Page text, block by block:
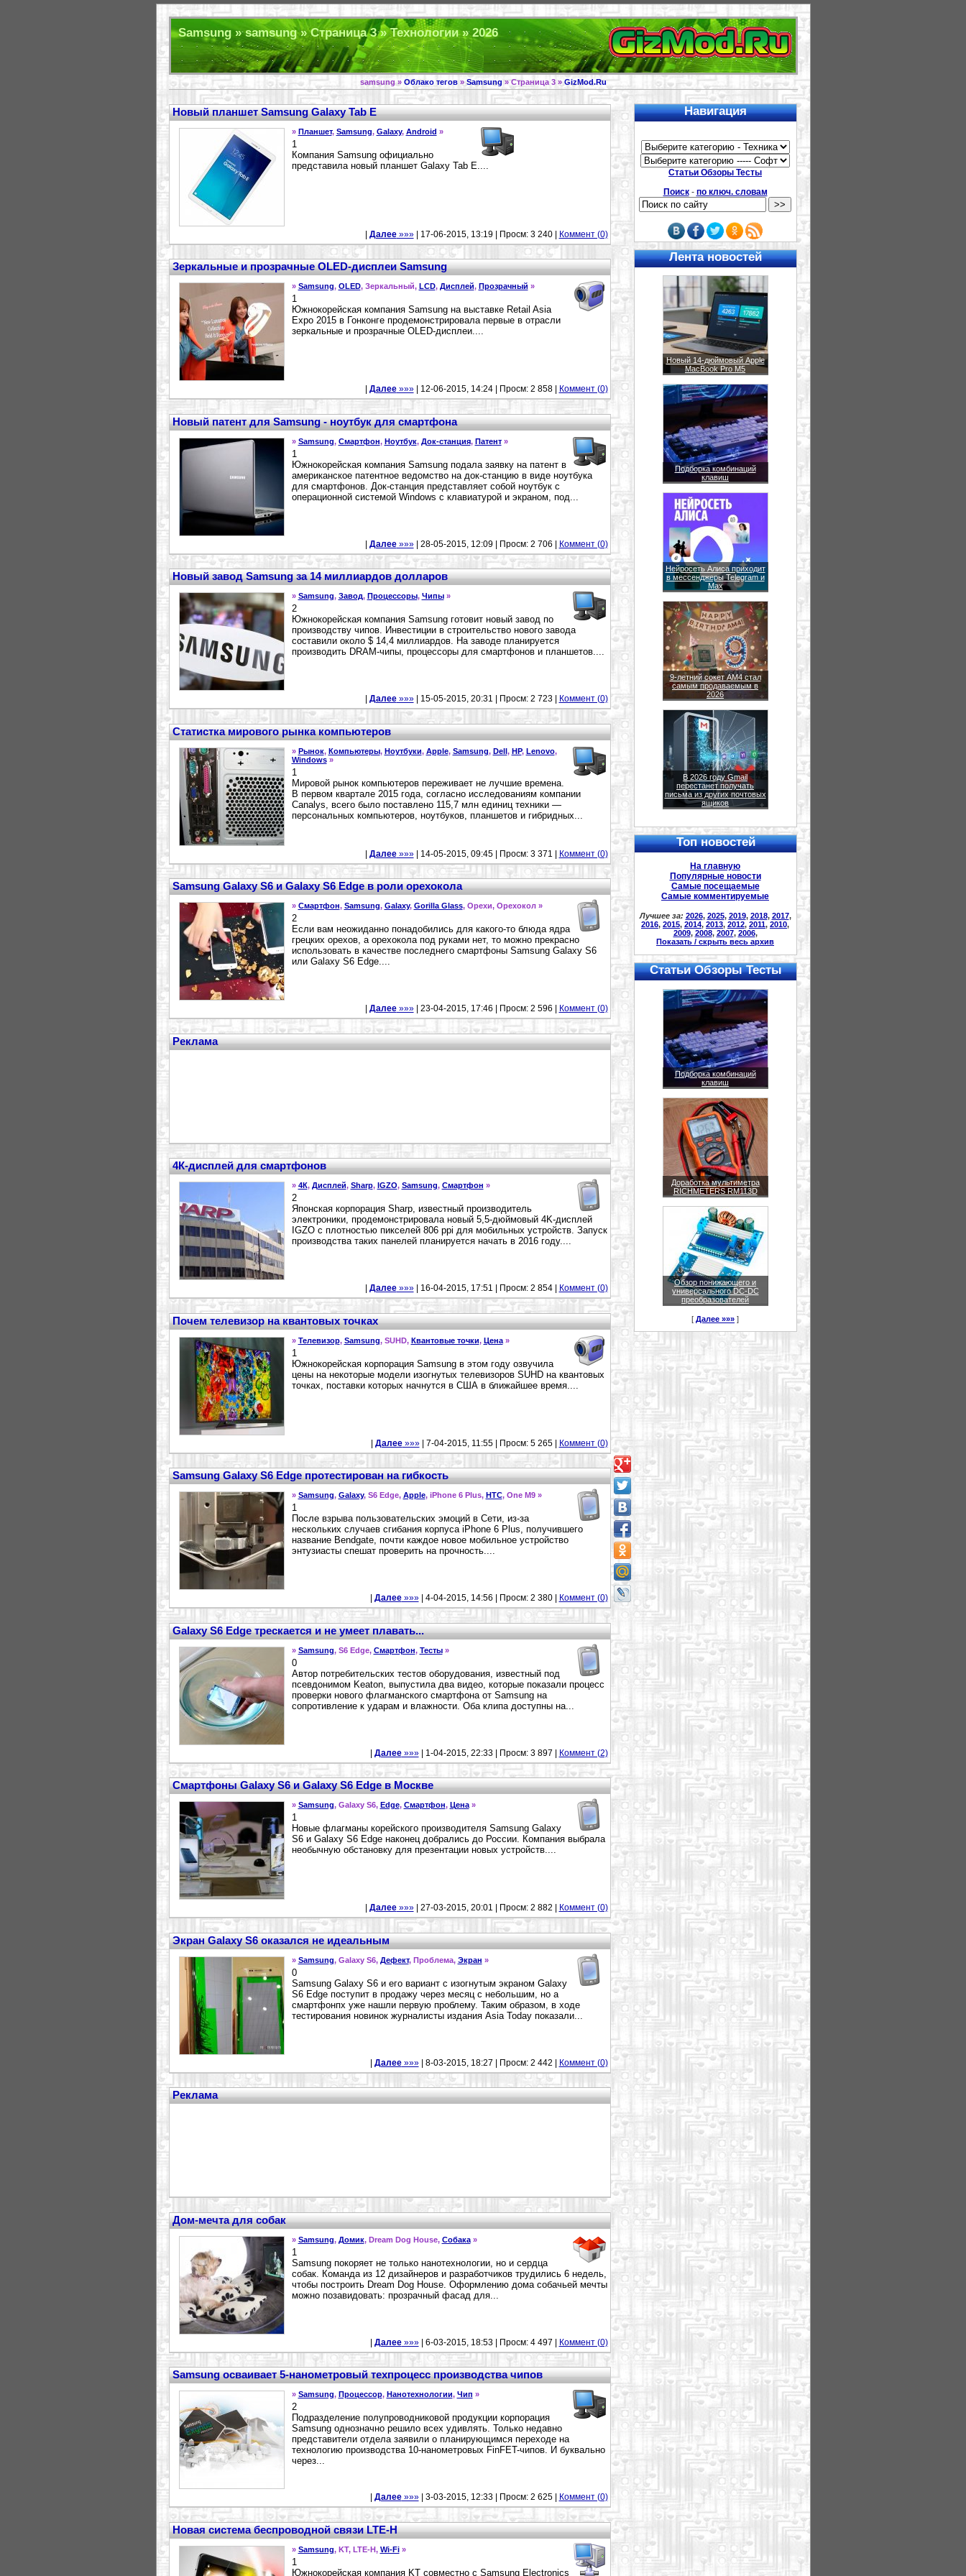
Samsung » samsung » Страница 3 » Технологии » 2026
samsung » Облако тегов»Samsung » Страница 3 » GizMod.Ru
Новый планшет Samsung Galaxy Tab E
» Планшет, Samsung, Galaxy, Android »
1
Компания Samsung официально
представила новый планшет Galaxy Tab E....
Далее»»»| 17-06-2015, 13:19 | Просм: 3 240 | Коммент (0)
Зеркальные и прозрачные OLED-дисплеи Samsung
» Samsung, OLED, Зеркальный, LCD, Дисплей, Прозрачный »
1
Южнокорейская компания Samsung на выставке Retail Asia
Expo 2015 в Гонконге продемонстрировала первые в отрасли
зеркальные и прозрачные OLED-дисплеи....
Далее»»»| 12-06-2015, 14:24 | Просм: 2 858 | Коммент (0)
Новый патент для Samsung - ноутбук для смартфона
» Samsung, Смартфон, Ноутбук, Док-станция, Патент»
1
Южнокорейская компания Samsung подала заявку на патент в
американское патентное ведомство на док-станцию в виде ноутбука
для смартфонов. Док-станция представляет собой ноутбук с
операционной системой Windows с клавиатурой и экраном, под...
Далее»»»| 28-05-2015, 12:09 | Просм: 2 706 | Коммент (0)
Новый завод Samsung за 14 миллиардов долларов
» Samsung, Завод, Процессоры, Чипы»
2
Южнокорейская компания Samsung готовит новый завод по
производству чипов. Инвестиции в строительство нового завода
составили около $ 14,4 миллиардов. На заводе планируется
производить DRAM-чипы, процессоры для смартфонов и планшетов....
Далее»»»| 15-05-2015, 20:31 | Просм: 2 723 | Коммент (0)
Статистка мирового рынка компьютеров
» Рынок, Компьютеры, Ноутбуки, Apple, Samsung, Dell, HP, Lenovo,
Windows»
1
Мировой рынок компьютеров переживает не лучшие времена.
В первом квартале 2015 года, согласно исследованиям компании
Canalys, всего было поставлено 115,7 млн единиц техники —
персональных компьютеров, ноутбуков, планшетов и гибридных...
Далее»»»| 14-05-2015, 09:45 | Просм: 3 371 | Коммент (0)
Samsung Galaxy S6 и Galaxy S6 Edge в роли орехокола
» Смартфон, Samsung, Galaxy, Gorilla Glass, Орехи, Орехокол »
2
Если вам неожиданно понадобились для какого-то блюда ядра
грецких орехов, а орехокола под руками нет, то можно прекрасно
использовать в качестве последнего смартфоны Samsung Galaxy S6
или Galaxy S6 Edge....
Далее»»»| 23-04-2015, 17:46 | Просм: 2 596 | Коммент (0)
Реклама
4К-дисплей для смартфонов
» 4К, Дисплей, Sharp, IGZO, Samsung, Смартфон »
2
Японская корпорация Sharp, известный производитель
электроники, продемонстрировала новый 5,5-дюймовый 4K-дисплей
IGZO с плотностью пикселей 806 ppi для мобильных устройств. Запуск
производства таких панелей планируется начать в 2016 году....
Далее»»»| 16-04-2015, 17:51 | Просм: 2 854 | Коммент (0)
Почем телевизор на квантовых точках
» Телевизор, Samsung, SUHD, Квантовые точки, Цена»
1
Южнокорейская корпорация Samsung в этом году озвучила
цены на некоторые модели изогнутых телевизоров SUHD на квантовых
точках, поставки которых начнутся в США в ближайшее время....
Далее»»»| 7-04-2015, 11:55 | Просм: 5 265 | Коммент (0)
Samsung Galaxy S6 Edge протестирован на гибкость
» Samsung, Galaxy, S6 Edge, Apple, iPhone 6 Plus, HTC, One M9 »
1
После взрыва пользовательских эмоций в Сети, из-за
нескольких случаев сгибания корпуса iPhone 6 Plus, получившего
название Bendgate, почти каждое новое мобильное устройство
энтузиасты спешат проверить на прочность....
Далее»»»| 4-04-2015, 14:56 | Просм: 2 380 | Коммент (0)
Galaxy S6 Edge трескается и не умеет плавать...
» Samsung, S6 Edge, Смартфон, Тесты»
0
Автор потребительских тестов оборудования, известный под
псевдонимом Keaton, выпустила два видео, которые показали процесс
проверки нового флагманского смартфона от Samsung на
сопротивление к ударам и влажности. Оба клипа доступны на...
Далее»»»| 1-04-2015, 22:33 | Просм: 3 897 | Коммент (2)
Смартфоны Galaxy S6 и Galaxy S6 Edge в Москве
» Samsung, Galaxy S6, Edge, Смартфон, Цена»
1
Новые флагманы корейского производителя Samsung Galaxy
S6 и Galaxy S6 Edge наконец добрались до России. Компания выбрала
необычную обстановку для презентации новых устройств....
Далее»»»| 27-03-2015, 20:01 | Просм: 2 882 | Коммент (0)
Экран Galaxy S6 оказался не идеальным
» Samsung, Galaxy S6, Дефект, Проблема, Экран »
0
Samsung Galaxy S6 и его вариант с изогнутым экраном Galaxy
S6 Edge поступит в продажу через месяц с небольшим, но а
смартфонпх уже нашли первую проблему. Таким образом, в ходе
тестирования новинок журналисты издания Asia Today показали...
Далее»»»| 8-03-2015, 18:27 | Просм: 2 442 | Коммент (0)
Реклама
Дом-мечта для собак
» Samsung, Домик, Dream Dog House, Собака»
1
Samsung покоряет не только нанотехнологии, но и сердца
собак. Команда из 12 дизайнеров и разработчиков трудились 6 недель,
чтобы построить Dream Dog House. Оформлению дома собачьей мечты
можно позавидовать: прозрачный фасад для...
Далее»»»| 6-03-2015, 18:53 | Просм: 4 497 | Коммент (0)
Samsung осваивает 5-нанометровый техпроцесс производства чипов
» Samsung, Процессор, Нанотехнологии, Чип »
2
Подразделение полупроводниковой продукции корпорация
Samsung однозначно решило всех удивлять. Только недавно
представители отдела заявили о планирующимся переходе на
технологию производства 10-нанометровых FinFET-чипов. И буквально
через...
Далее»»»| 3-03-2015, 12:33 | Просм: 2 625 | Коммент (0)
Новая система беспроводной связи LTE-H
» Samsung, KT, LTE-H, Wi-Fi»
1
Южнокорейская компания KT совместно с Samsung Electronics
Навигация
Статьи Обзоры Тесты
Поиск- по ключ. словам
Лента новостей
Новый 14-дюймовый Apple
MacBook Pro M5
Подборка комбинаций
клавиш
Нейросеть Алиса приходит
в мессенджеры Telegram и
Max
9-летний сокет AM4 стал
самым продаваемым в
2026
В 2026 году Gmail
перестанет получать
письма из других почтовых
ящиков
Топ новостей
На главную
Популярные новости
Самые посещаемые
Самые комментируемые
Лучшее за: 2026, 2025, 2019, 2018, 2017,
2016, 2015, 2014, 2013, 2012, 2011, 2010,
2009, 2008, 2007, 2006,
Показать / скрыть весь архив
Статьи Обзоры Тесты
Подборка комбинаций
клавиш
Доработка мультиметра
RICHMETERS RM113D
Обзор понижающего и
универсального DC-DC
преобразователей
[ Далее »»» ]